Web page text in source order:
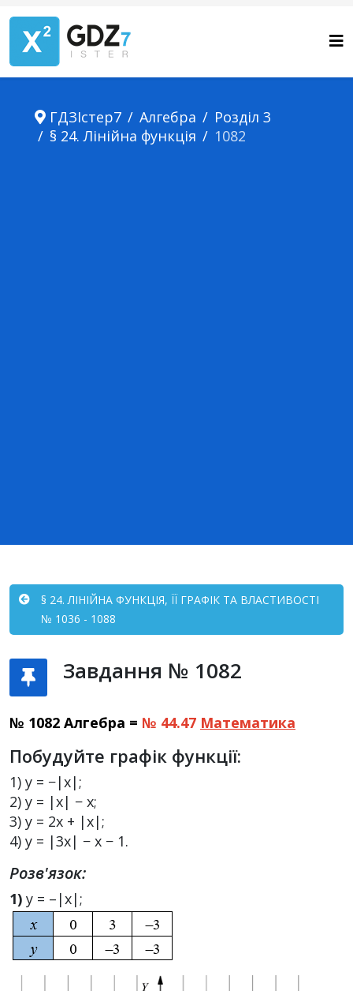
ГДЗІстер7 Алгебра
Розділ 3
§ 24. Лінійна функція
1082
§ 24. ЛІНІЙНА ФУНКЦІЯ, ЇЇ ГРАФІК ТА ВЛАСТИВОСТІ
№ 1036 - 1088
Завдання № 1082
№ 1082 Алгебра = № 44.47 Математика
Побудуйте графік функції:
1) y = −|x|;
2) y = |x| − x;
3) y = 2x + |x|;
4) y = |3x| − x − 1.
Розв'язок:
1) y = –|x|;